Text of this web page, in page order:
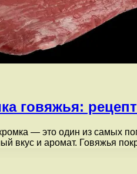
говяжья:
— это один из самых
вкус и аромат. Говяжья